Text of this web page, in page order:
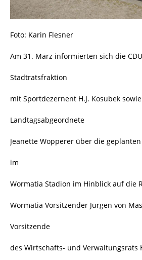
Foto: Karin Flesner
Am 31. März informierten sich die CDU
Stadtratsfraktion
mit Sportdezernent H.J. Kosubek
Landtagsabgeordnete
Jeanette Wopperer über die
im
Wormatia Stadion im Hinblick auf die
Wormatia Vorsitzender Jürgen von
Vorsitzende
des Wirtschafts- und Verwaltungsrats